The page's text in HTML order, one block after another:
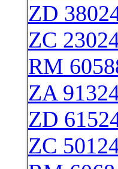
ZD
ZC
RM
ZA
ZD
ZC